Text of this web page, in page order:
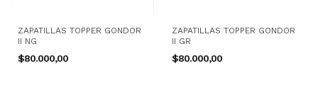
ZAPATILLAS TOPPER GONDOR
II NG
$80.000,00
ZAPATILLAS TOPPER GONDOR
II GR
$80.000,00